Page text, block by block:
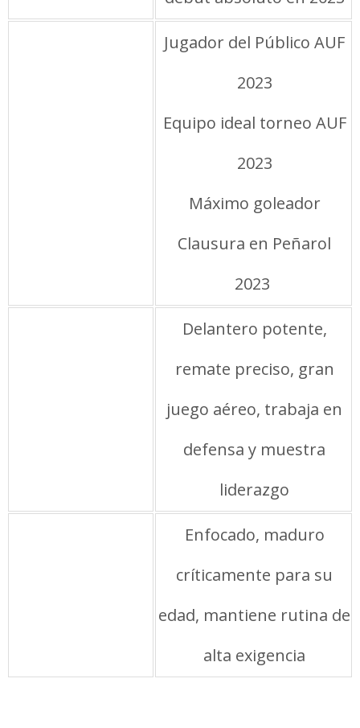
Jugador del Público AUF
2023
Equipo ideal torneo AUF
2023
Máximo goleador
Clausura en Peñarol
2023
Delantero potente,
remate preciso, gran
juego aéreo, trabaja en
defensa y muestra
liderazgo
Enfocado, maduro
críticamente para su
edad, mantiene rutina de
alta exigencia